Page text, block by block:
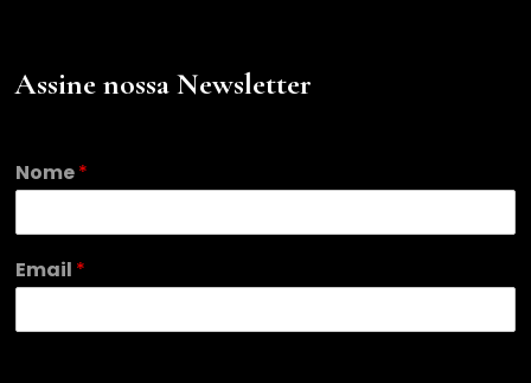
Assine nossa Newsletter
Nome*
E
m
i
Email *